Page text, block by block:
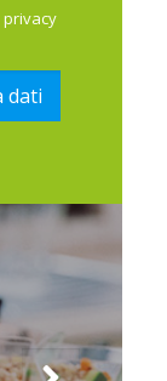
privacy